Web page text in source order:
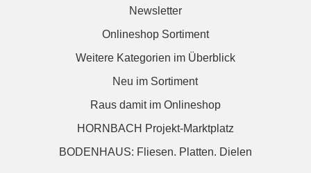
Newsletter
Onlineshop Sortiment
Weitere Kategorien im Überblick
Neu im Sortiment
Raus damit im Onlineshop
HORNBACH Projekt-Marktplatz
BODENHAUS: Fliesen. Platten. Dielen